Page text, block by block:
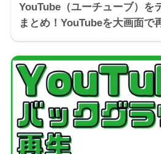
YouTube（ユーチューブ）を
まとめ！YouTubeを大画面で